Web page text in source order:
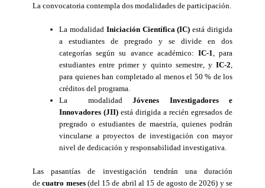
La convocatoria contempla dos modalidades de participación.
La modalidad Iniciación Científica (IC) está dirigida
a estudiantes de pregrado y se divide en dos
categorías según su avance académico: IC-1
, para
estudiantes entre primer y quinto semestre, y IC-2
para quienes han completado al menos el 50 % de los
créditos del programa.
La modalidadJóvenes Investigadores e
Innovadores (JII) está dirigida a recién egresados de
pregrado o estudiantes de maestría, quienes podrán
vincularse a proyectos de investigación con mayor
nivel de dedicación y responsabilidad investigativa.
Las pasantías de investigación tendrán una duración
decuatro meses(del 15 de abril al 15 de agosto de 2026) y se